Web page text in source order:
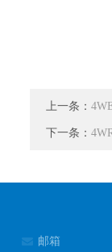
上一条：
下一条：
邮箱